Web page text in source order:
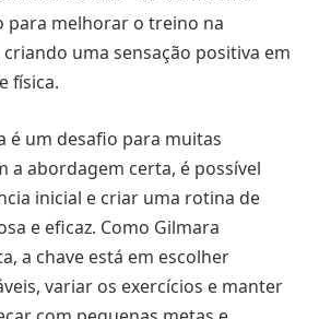
para melhorar o treino na
uma sensação positiva em
física.
é um desafio para muitas
a abordagem certa, é possível
inicial e criar uma rotina de
e eficaz. Como Gilmara
a chave está em escolher
variar os exercícios e manter